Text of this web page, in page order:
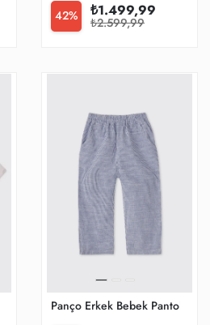
42% ₺1.499,99
₺2.599,99
Panço Erkek Bebek Pantolon /